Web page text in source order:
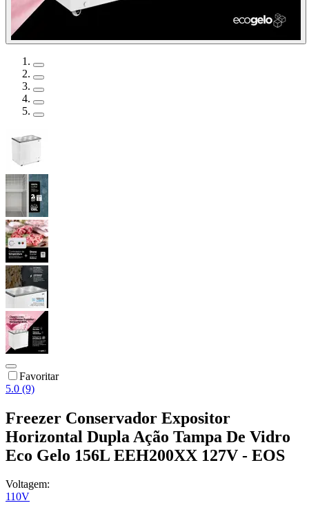
Favoritar
5.0 (9)
Freezer Conservador Expositor
Horizontal Dupla Ação Tampa De Vidro
Eco Gelo 156L EEH200XX 127V - EOS
Voltagem:
110V